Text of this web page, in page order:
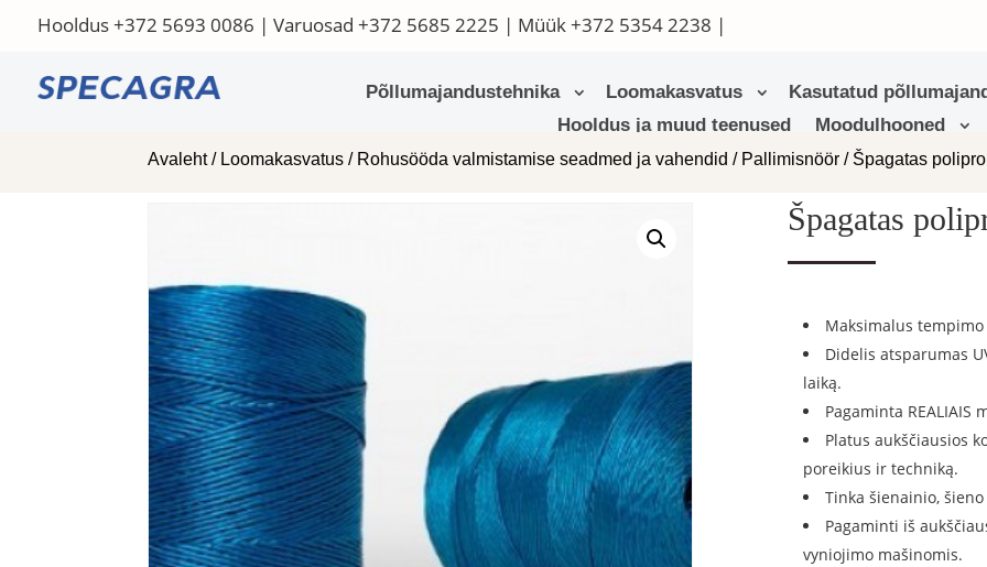
Hooldus+372 5693 0086 | Varuosad +372 5685 2225 | Müük+372 5354 2238 |
Põllumajandustehnika Loomakasvatus
Kasutatud
Hooldus ja muud teenused
Moodulhooned
Avaleht/ Loomakasvatus / Rohusööda valmistamise seadmed ja vahendid / Pallimisnöör / Špagatas
Špagatas
Maksimalus
Didelis atsparumas
laiką.
Pagaminta REALIAIS
Platus aukščiausios
poreikius ir techniką.
Tinka šienainio,
Pagaminti iš
vyniojimo mašinomis.